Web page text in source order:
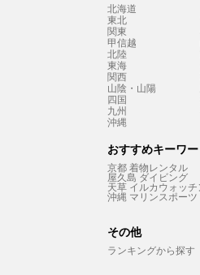
北海道
東北
関東
甲信越
北陸
東海
関西
山陰・山陽
四国
九州
沖縄
おすすめキーワ
京都 着物レンタル
屋久島 ダイビング
天草 イルカウォッ
沖縄 マリンスポーツ
その他
ランキングから探す